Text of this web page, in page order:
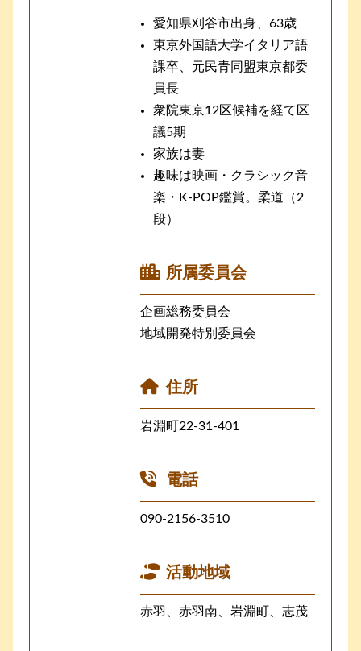
愛知県刈谷市出身、63歳
東京外国語大学イタリア語
課卒、元民青同盟東京都委
員長
衆院東京12区候補を経て区
議5期
家族は妻
趣味は映画・クラシック音
楽・K-POP鑑賞。柔道（2
段）
所属委員会
企画総務委員会
地域開発特別委員会
住所
岩淵町22-31-401
電話
090-2156-3510
活動地域
赤羽、赤羽南、岩淵町、志茂